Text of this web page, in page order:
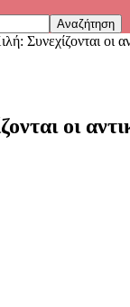
Συνεχίζονται οι
οι